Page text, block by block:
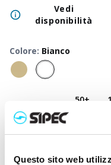
Questo sito web
Vedi
disponibilità
Colore: Bianco
50+
Prezzo
neutro
Prezzo